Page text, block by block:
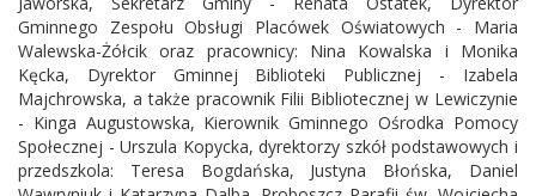
Gminnego Zespołu Obsługi Placówek Oświatowych - Maria
Walewska-Żółcik oraz pracownicy: Nina Kowalska i Monika
Kęcka, Dyrektor Gminnej Biblioteki Publicznej - Izabela
Majchrowska, a także pracownik Filii Bibliotecznej w Lewiczynie
- Kinga Augustowska, Kierownik Gminnego Ośrodka Pomocy
Społecznej - Urszula Kopycka, dyrektorzy szkół podstawowych i
przedszkola: Teresa Bogdańska, Justyna Błońska, Daniel